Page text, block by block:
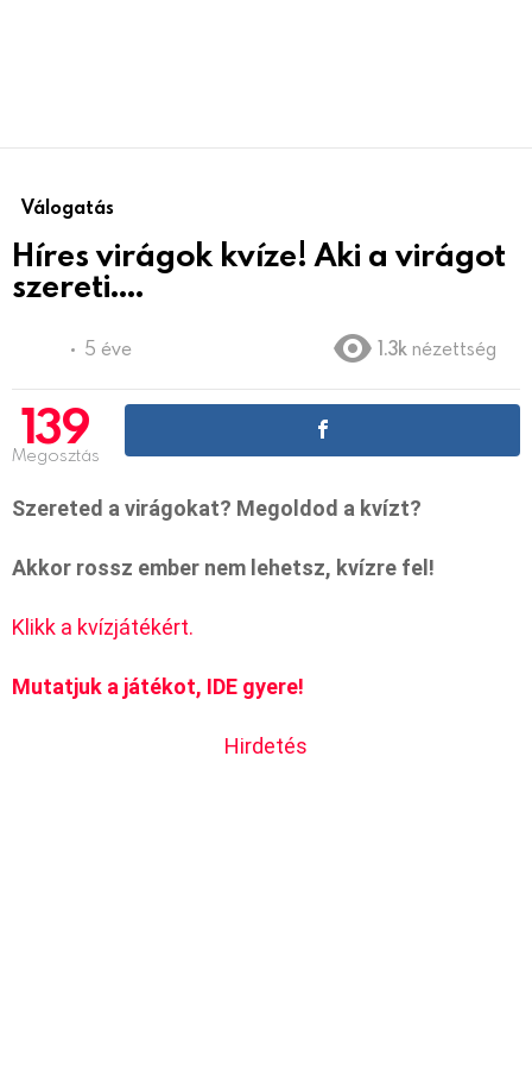
Válogatás
Híres virágok kvíze! Aki a virágot
szereti….
5 éve 1.3k nézettség
139
Megosztás
Szereted a virágokat? Megoldod a kvízt?
Akkor rossz ember nem lehetsz, kvízre fel!
Klikk a kvízjátékért.
Mutatjuk a játékot, IDE gyere!
Hirdetés